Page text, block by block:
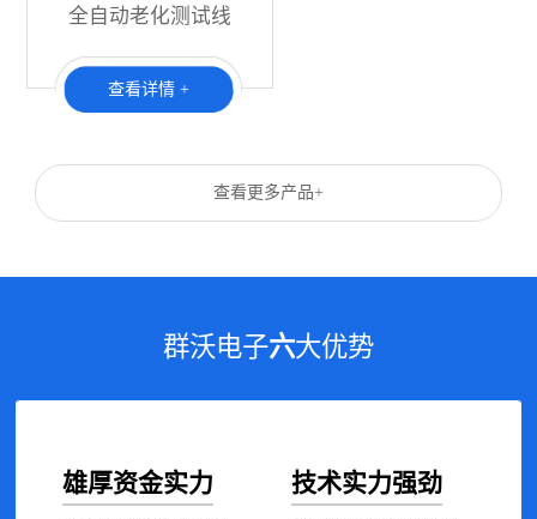
全自动老化测试线
查看详情 +
查看更多产品+
群沃电子六大优势
雄厚资金实力 技术实力强劲